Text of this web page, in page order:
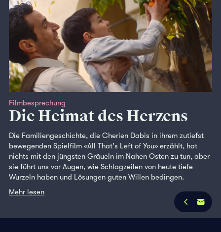
Filmbesprechung
Die Heimat des Herzens
Die Familiengeschichte, die Cherien Dabis in ihrem zutiefst
bewegenden Spielfilm «All That's Left of You» erzählt, hat
nichts mit den jüngsten Gräueln im Nahen Osten zu tun, aber
sie führt uns vor Augen, wie Schlagzeilen von heute tiefe
Wurzeln haben und Lösungen guten Willen bedingen.
Mehr lesen